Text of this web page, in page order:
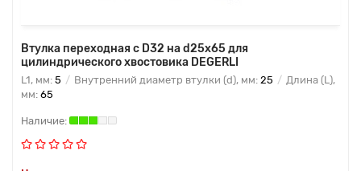
Втулка переходная с D32 на d25x65 для
цилиндрического хвостовика DEGERLI
L1, мм: 5 Внутренний диаметр втулки (d), мм: 25
Длина (L),
мм: 65